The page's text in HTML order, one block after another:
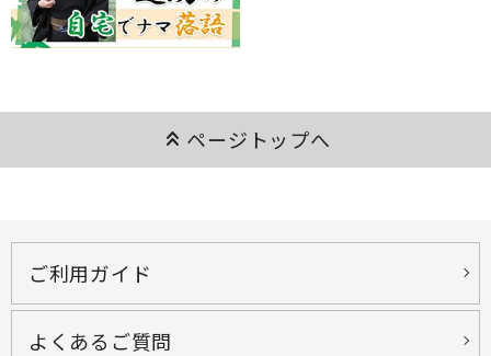
keyboard_double_arrow_up ページトップへ
ご利用ガイド
よくあるご質問